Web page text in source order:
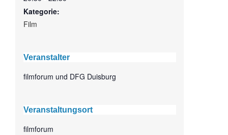
Kategorie:
Film
Veranstalter
filmforum und DFG Duisburg
Veranstaltungsort
filmforum